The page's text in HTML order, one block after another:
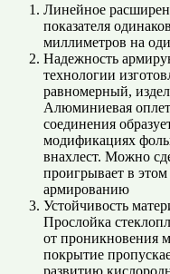
Линейное
показателя
миллиметров на
Надежность
технологии
равномерный,
Алюминиевая
соединения
модификациях
внахлест. Можно
проигрывает в
армированию
Устойчивость
Прослойка
от проникновения
покрытие
развитию